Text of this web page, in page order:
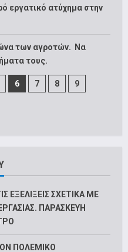
εργατικό ατύχημα στην
των αγροτών. Να
τους.
6 7 8 9
ΕΞΕΛΙΞΕΙΣ ΣΧΕΤΙΚΑ ΜΕ
ΠΑΡΑΣΚΕΥΗ
ΠΟΛΕΜΙΚΟ